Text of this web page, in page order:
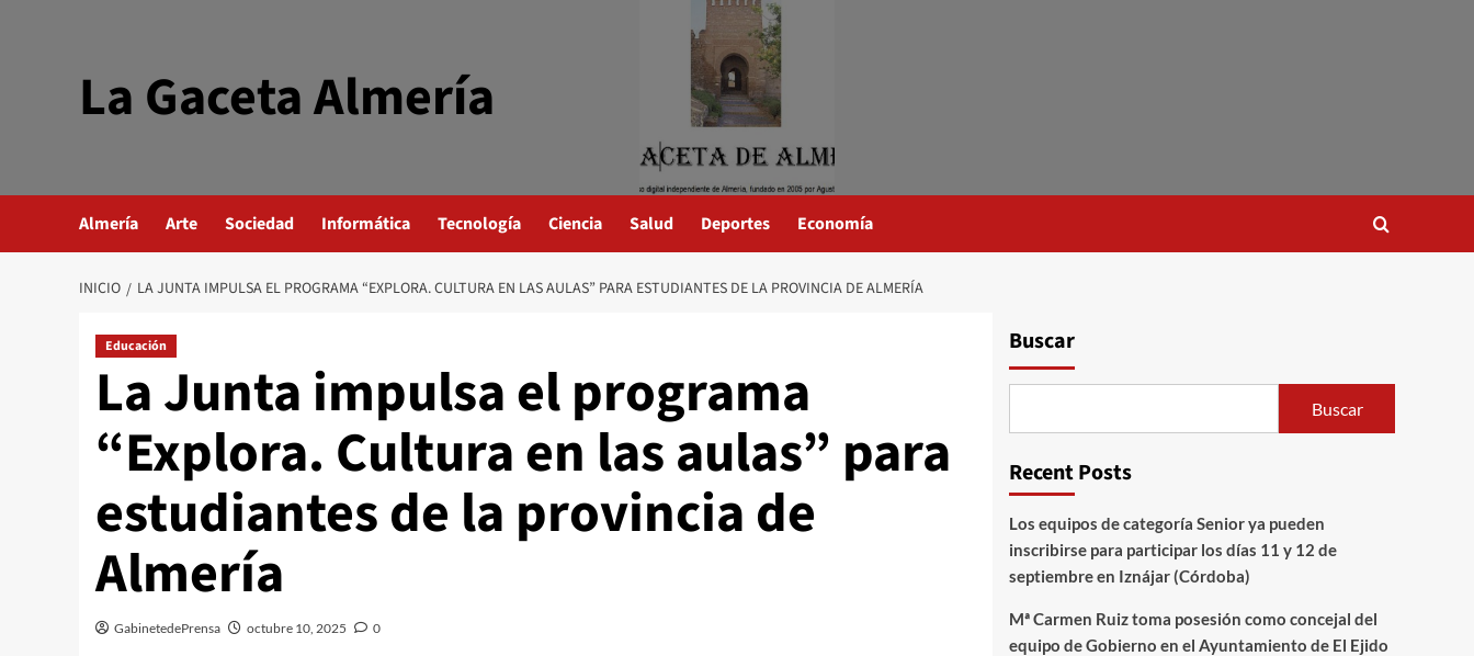
La Gaceta Almería
Almería Arte Sociedad Informática Tecnología Ciencia Salud Deportes Economía
INICIO LA JUNTA IMPULSA EL PROGRAMA “EXPLORA. CULTURA EN LAS AULAS” PARA ESTUDIANTES DE LA PROVINCIA DE ALMERÍA
Educación
La Junta impulsa el programa
“Explora. Cultura en las aulas” para
estudiantes de la provincia de
Almería
GabinetedePrensa octubre 10, 2025 0
Buscar
Buscar
Recent Posts
Los equipos de categoría Senior ya pueden
inscribirse para participar los días 11 y 12 de
septiembre en Iznájar (Córdoba)
Mª Carmen Ruiz toma posesión como concejal del
equipo de Gobierno en el Ayuntamiento de El Ejido